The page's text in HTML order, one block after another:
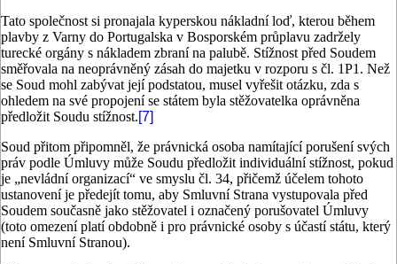
Tato společnost si pronajala kyperskou nákladní loď, kterou během
plavby z Varny do Portugalska v Bosporském průplavu zadržely
turecké orgány s nákladem zbraní na palubě. Stížnost před Soudem
směřovala na neoprávněný zásah do majetku v rozporu s čl. 1P1. Než
se Soud mohl zabývat její podstatou, musel vyřešit otázku, zda s
ohledem na své propojení se státem byla stěžovatelka oprávněna
předložit Soudu stížnost.[7]
Soud přitom připomněl, že právnická osoba namítající porušení svých
práv podle Úmluvy může Soudu předložit individuální stížnost, pokud
je „nevládní organizací“ ve smyslu čl. 34, přičemž účelem tohoto
ustanovení je předejít tomu, aby Smluvní Strana vystupovala před
Soudem současně jako stěžovatel i označený porušovatel Úmluvy
(toto omezení platí obdobně i pro právnické osoby s účastí státu, který
není Smluvní Stranou).